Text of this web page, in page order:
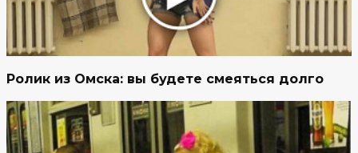
Ролик из Омска: вы будете смеяться долго